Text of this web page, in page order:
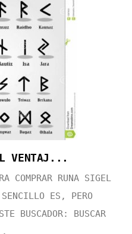
VENTAJ...
COMPRAR RUNA SIGEL
ES, PERO
BUSCADOR: BUSCAR